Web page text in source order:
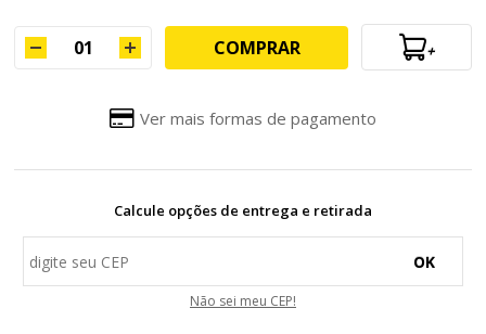
COMPRAR +
Ver mais formas de pagamento
Calcule opções de entrega e retirada
OK
Não sei meu CEP!